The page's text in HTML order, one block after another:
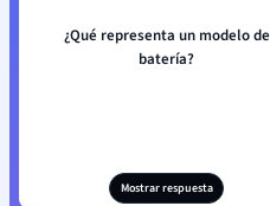
¿Qué representa un modelo de
batería?
Mostrar respuesta